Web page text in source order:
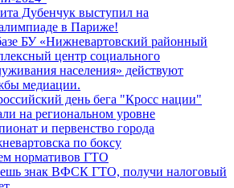
Дубенчук выступил на
в Париже!
БУ «Нижневартовский районный
центр социального
населения» действуют
медиации.
день бега "Кросс нации"
на региональном уровне
и первенство города
по боксу
нормативов ГТО
знак ВФСК ГТО, получи налоговый